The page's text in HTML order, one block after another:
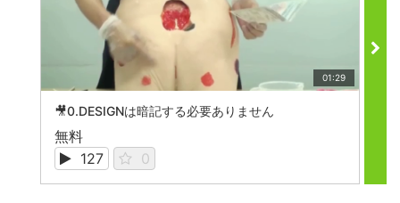
01:29
🎥0.DESIGNは暗記する必要ありません
無料
127
0